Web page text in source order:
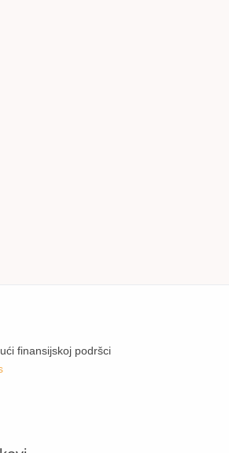
finansijskoj podršci